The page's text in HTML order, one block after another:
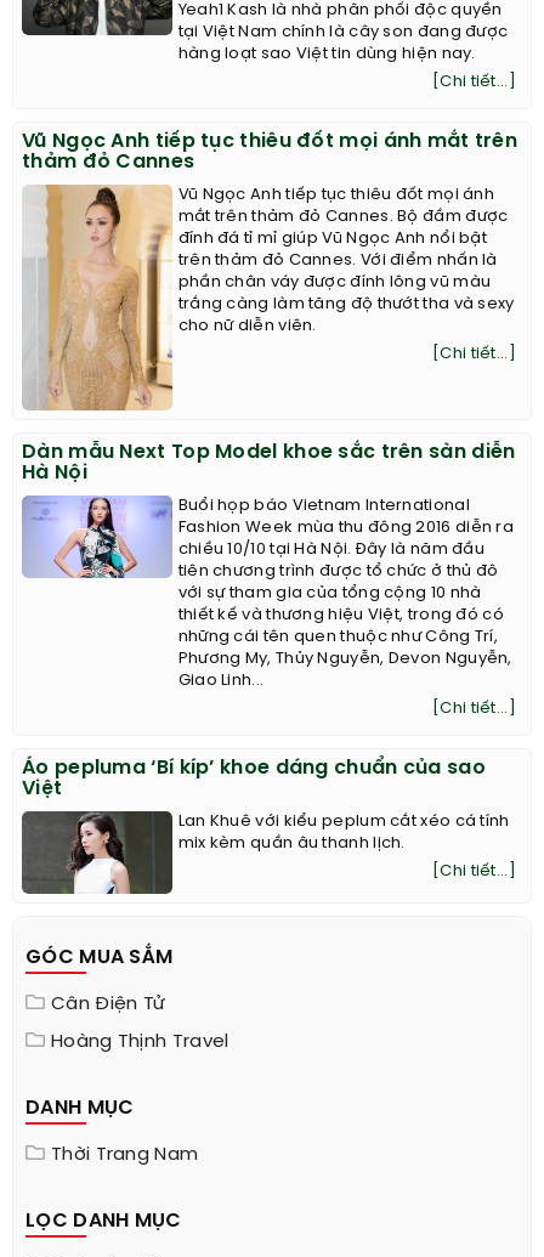
Yeah1 Kash là nhà phân phối độc quyền
tại Việt Nam chính là cây son đang được
hàng loạt sao Việt tin dùng hiện nay.
[Chi tiết...]
Vũ Ngọc Anh tiếp tục thiêu đốt mọi ánh mắt trên
thảm đỏ Cannes
Vũ Ngọc Anh tiếp tục thiêu đốt mọi ánh
mắt trên thảm đỏ Cannes. Bộ đầm được
đính đá tỉ mỉ giúp Vũ Ngọc Anh nổi bật
trên thảm đỏ Cannes. Với điểm nhấn là
phần chân váy được đính lông vũ màu
trắng càng làm tăng độ thướt tha và sexy
cho nữ diễn viên.
[Chi tiết...]
Dàn mẫu Next Top Model khoe sắc trên sàn diễn
Hà Nội
Buổi họp báo Vietnam International
Fashion Week mùa thu đông 2016 diễn ra
chiều 10/10 tại Hà Nội. Đây là năm đầu
tiên chương trình được tổ chức ở thủ đô
với sự tham gia của tổng cộng 10 nhà
thiết kế và thương hiệu Việt, trong đó có
những cái tên quen thuộc như Công Trí,
Phương My, Thủy Nguyễn, Devon Nguyễn,
Giao Linh...
[Chi tiết...]
Áo pepluma ‘Bí kíp’ khoe dáng chuẩn của sao
Việt
Lan Khuê với kiểu peplum cắt xéo cá tính
mix kèm quần âu thanh lịch.
[Chi tiết...]
GÓC MUA SẮM
Cân Điện Tử
Hoàng Thịnh Travel
DANH MỤC
Thời Trang Nam
LỌC DANH MỤC